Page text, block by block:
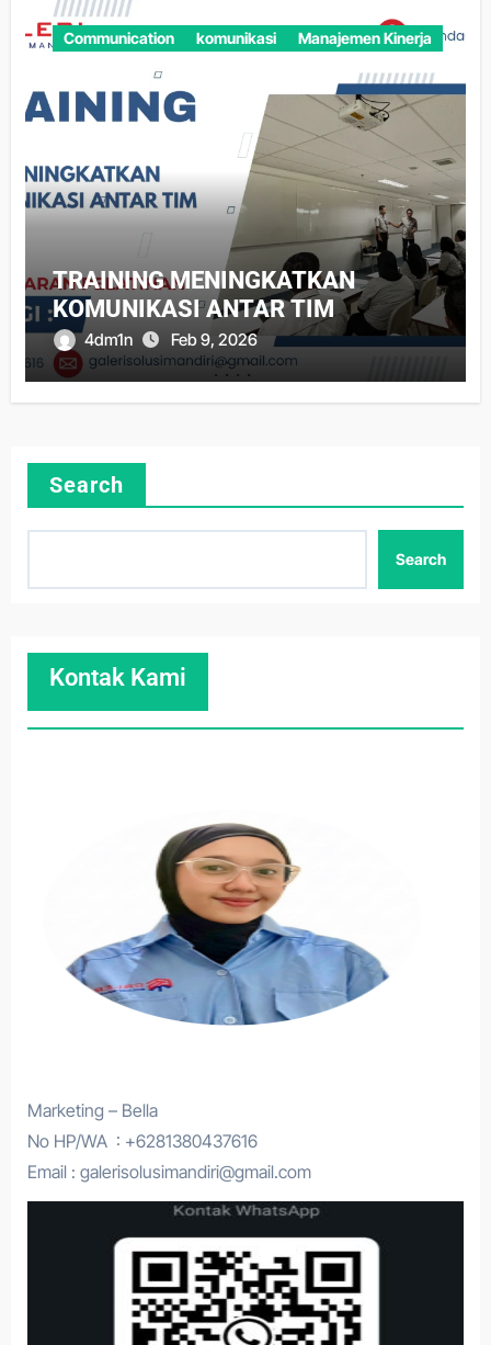
Communication komunikasi Manajemen Kinerja
TRAINING MENINGKATKAN
KOMUNIKASI ANTAR TIM
4dm1n Feb 9, 2026
Search
Search
Kontak Kami
Marketing – Bella
No HP/WA : +6281380437616
Email : galerisolusimandiri@gmail.com